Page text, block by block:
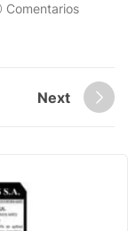
Comentarios
Next